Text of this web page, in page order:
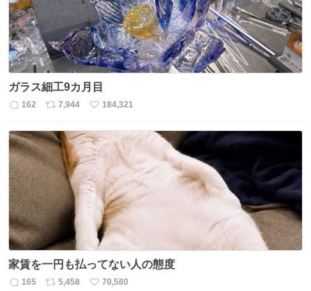
ガラス細工9カ月目
返
数
162
リ
ス
ト
数
7,944
い
ね
数
184,321
家賃を一円も払ってない人の態度
返
165
リ
5,458
い
70,580